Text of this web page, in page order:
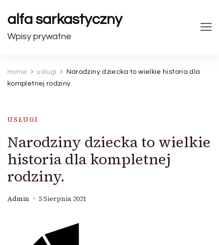
alfa sarkastyczny
Wpisy prywatne
Home usługi
Narodziny dziecka to wielkie historia dla
kompletnej rodziny.
USŁUGI
Narodziny dziecka to wielkie
historia dla kompletnej
rodziny.
Admin 5 Sierpnia 2021